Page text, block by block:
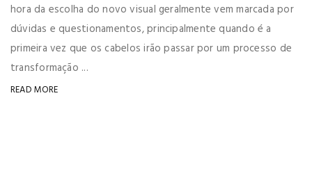
hora da escolha do novo visual geralmente vem marcada por
dúvidas e questionamentos, principalmente quando é a
primeira vez que os cabelos irão passar por um processo de
transformação ...
READ MORE